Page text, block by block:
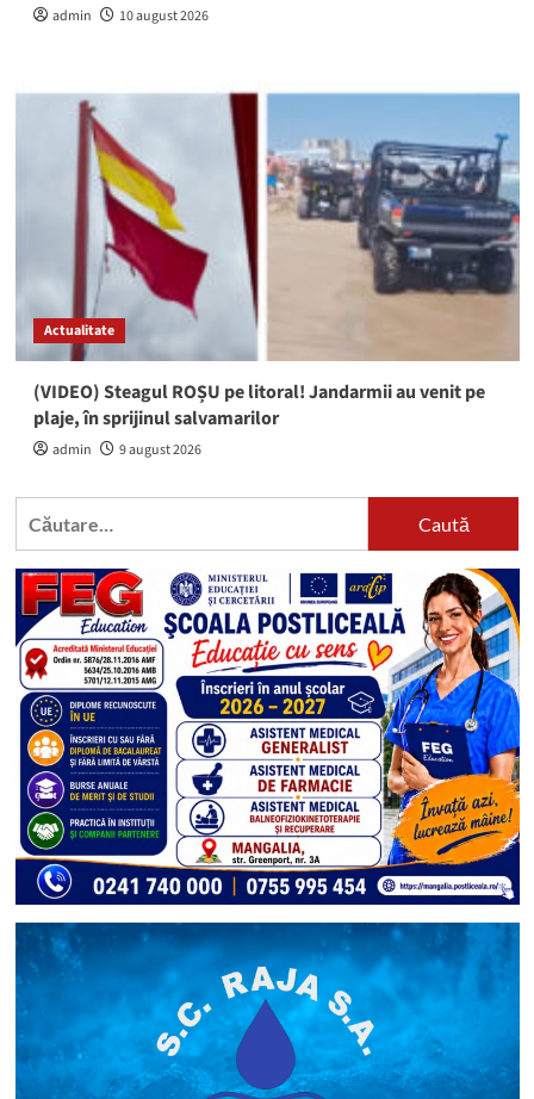
admin 10 august 2026
Actualitate
(VIDEO) Steagul ROȘU pe litoral! Jandarmii au venit pe
plaje, în sprijinul salvamarilor
admin 9 august 2026
Caută